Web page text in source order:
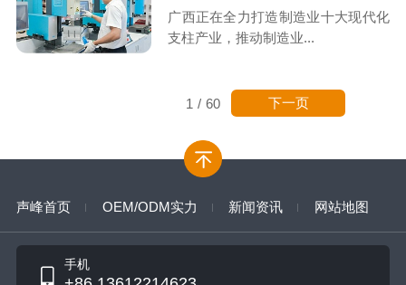
广西正在全力打造制造业十大现代化
支柱产业，推动制造业...
1 / 60 下一页
声峰首页 OEM/ODM实力 新闻资讯 网站地图
手机